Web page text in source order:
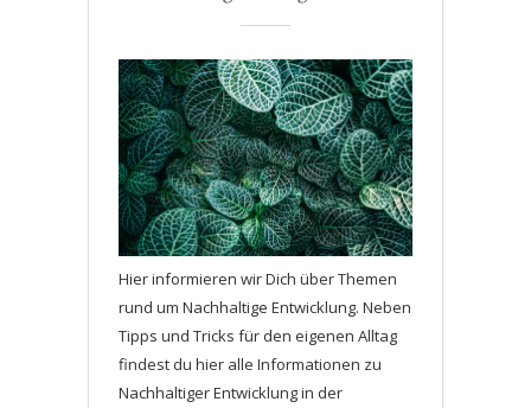
Hier informieren wir Dich über Themen
rund um Nachhaltige Entwicklung. Neben
Tipps und Tricks für den eigenen Alltag
findest du hier alle Informationen zu
Nachhaltiger Entwicklung in der